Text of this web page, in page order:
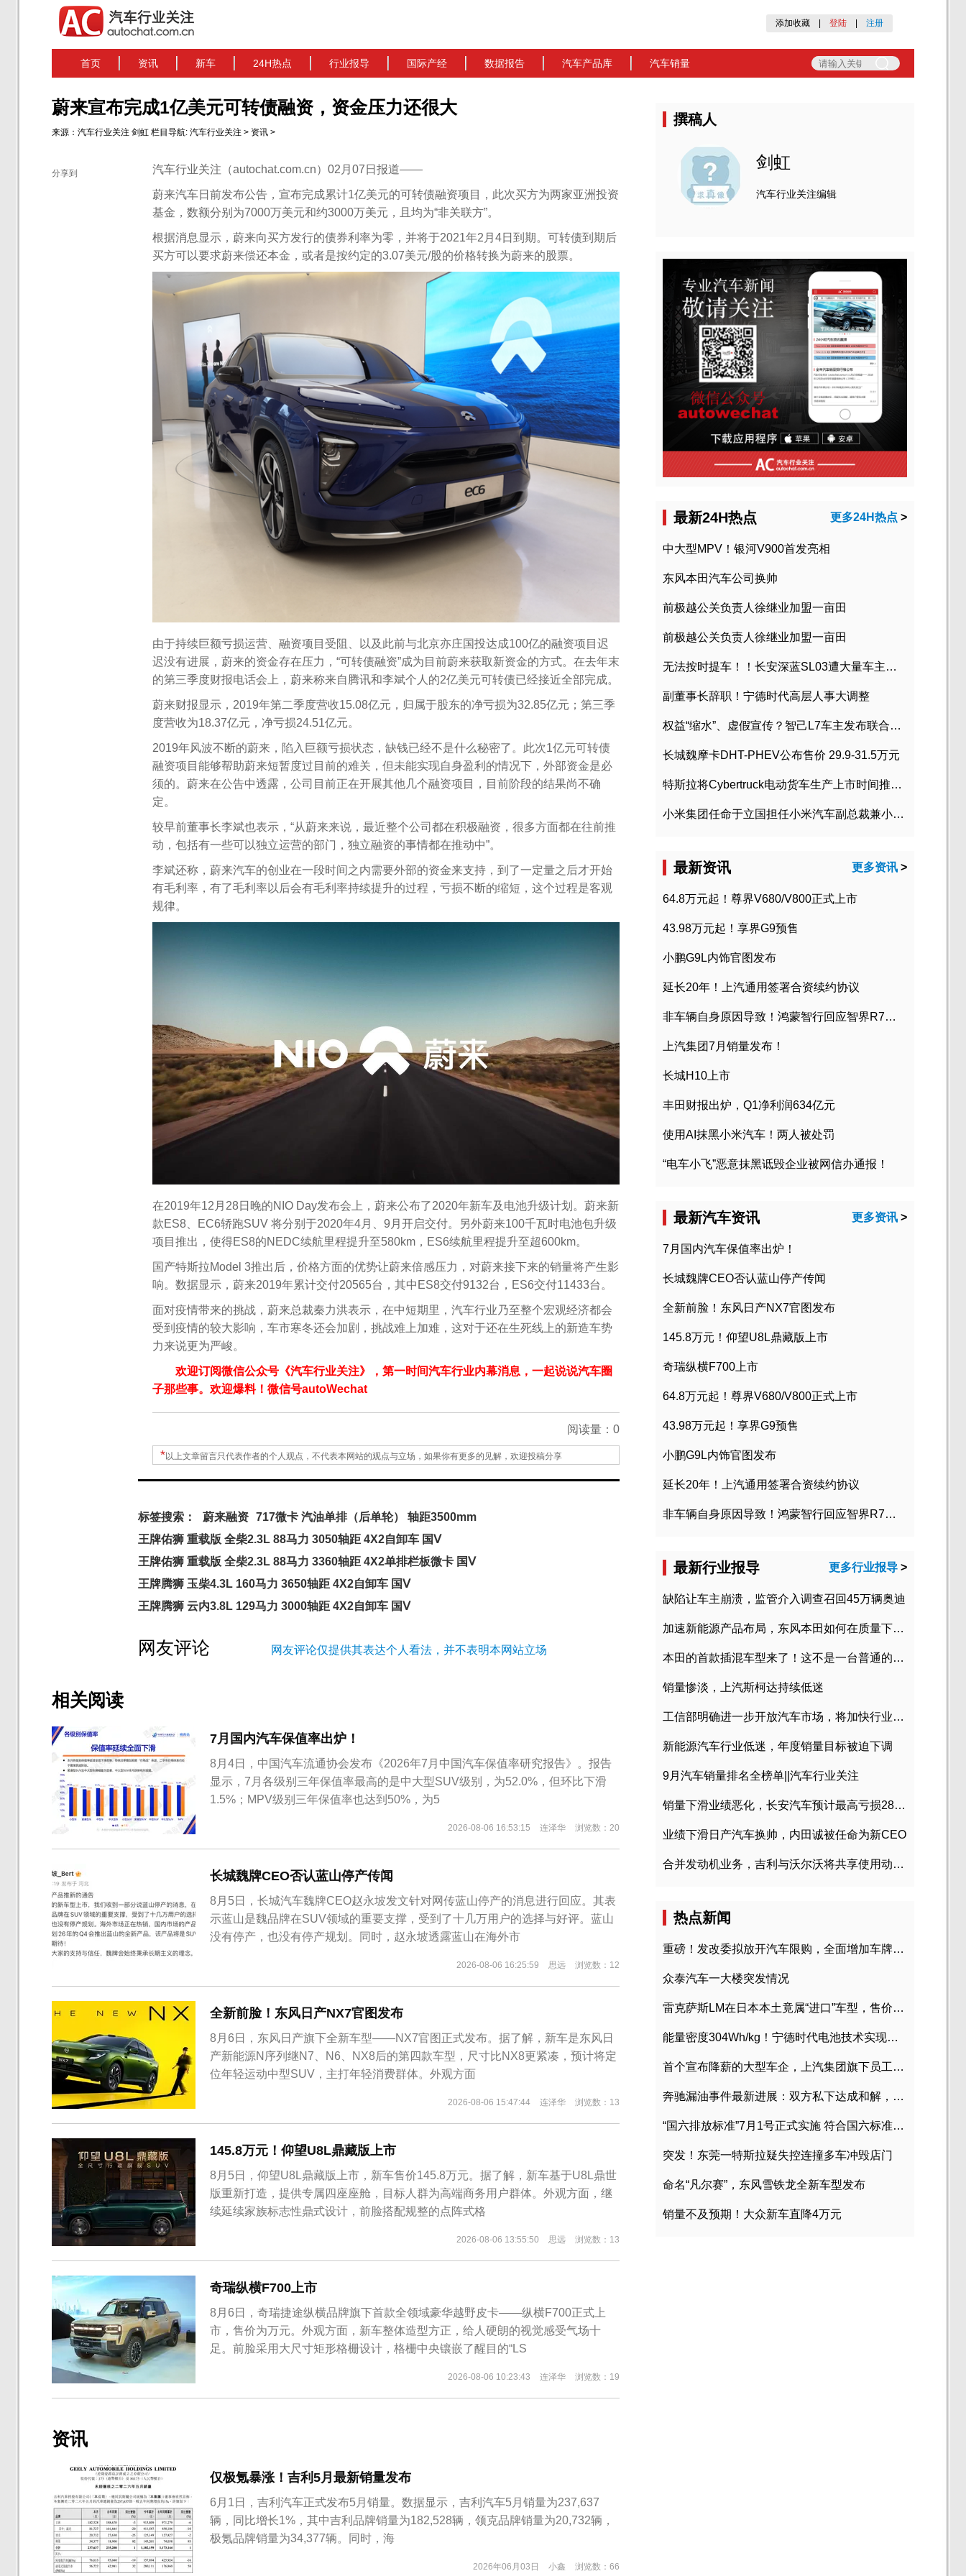
添加收藏 登陆 注册
首页 资讯 新车 24H热点 行业报导 国际产经 数据报告 汽车产品库 汽车销量
蔚来宣布完成1亿美元可转债融资，资金压力还很大
来源： 汽车行业关注 剑虹 栏目导航: 汽车行业关注 > 资讯 >
分享到 汽车行业关注（autochat.com.cn）02月07日报道——
蔚来汽车日前发布公告，宣布完成累计1亿美元的可转债融资项目，此次买方为两家亚洲投资
基金，数额分别为7000万美元和约3000万美元，且均为“非关联方”。
根据消息显示，蔚来向买方发行的债券利率为零，并将于2021年2月4日到期。可转债到期后
买方可以要求蔚来偿还本金，或者是按约定的3.07美元/股的价格转换为蔚来的股票。
由于持续巨额亏损运营、融资项目受阻、以及此前与北京亦庄国投达成100亿的融资项目迟
迟没有进展，蔚来的资金存在压力，“可转债融资”成为目前蔚来获取新资金的方式。在去年末
的第三季度财报电话会上，蔚来称来自腾讯和李斌个人的2亿美元可转债已经接近全部完成。
蔚来财报显示，2019年第二季度营收15.08亿元，归属于股东的净亏损为32.85亿元；第三季
度营收为18.37亿元，净亏损24.51亿元。
2019年风波不断的蔚来，陷入巨额亏损状态，缺钱已经不是什么秘密了。此次1亿元可转债
融资项目能够帮助蔚来短暂度过目前的难关，但未能实现自身盈利的情况下，外部资金是必
须的。蔚来在公告中透露，公司目前正在开展其他几个融资项目，目前阶段的结果尚不确
定。
较早前董事长李斌也表示，“从蔚来来说，最近整个公司都在积极融资，很多方面都在往前推
动，包括有一些可以独立运营的部门，独立融资的事情都在推动中”。
李斌还称，蔚来汽车的创业在一段时间之内需要外部的资金来支持，到了一定量之后才开始
有毛利率，有了毛利率以后会有毛利率持续提升的过程，亏损不断的缩短，这个过程是客观
规律。
在2019年12月28日晚的NIO Day发布会上，蔚来公布了2020年新车及电池升级计划。蔚来新
款ES8、EC6轿跑SUV 将分别于2020年4月、9月开启交付。另外蔚来100千瓦时电池包升级
项目推出，使得ES8的NEDC续航里程提升至580km，ES6续航里程提升至超600km。
国产特斯拉Model 3推出后，价格方面的优势让蔚来倍感压力，对蔚来接下来的销量将产生影
响。数据显示，蔚来2019年累计交付20565台，其中ES8交付9132台，ES6交付11433台。
面对疫情带来的挑战，蔚来总裁秦力洪表示，在中短期里，汽车行业乃至整个宏观经济都会
受到疫情的较大影响，车市寒冬还会加剧，挑战难上加难，这对于还在生死线上的新造车势
力来说更为严峻。
欢迎订阅微信公众号《汽车行业关注》，第一时间汽车行业内幕消息，一起说说汽车圈
子那些事。欢迎爆料！微信号autoWechat
阅读量： 0
*以上文章留言只代表作者的个人观点，不代表本网站的观点与立场，如果你有更多的见解，欢迎投稿分享
标签搜索： 蔚来融资 717微卡 汽油单排（后单轮） 轴距3500mm
王牌佑狮 重载版 全柴2.3L 88马力 3050轴距 4X2自卸车 国Ⅴ
王牌佑狮 重载版 全柴2.3L 88马力 3360轴距 4X2单排栏板微卡 国Ⅴ
王牌腾狮 玉柴4.3L 160马力 3650轴距 4X2自卸车 国Ⅴ
王牌腾狮 云内3.8L 129马力 3000轴距 4X2自卸车 国Ⅴ
网友评论 网友评论仅提供其表达个人看法，并不表明本网站立场
相关阅读
7月国内汽车保值率出炉！
8月4日，中国汽车流通协会发布《2026年7月中国汽车保值率研究报告》。报告
显示，7月各级别三年保值率最高的是中大型SUV级别，为52.0%，但环比下滑
1.5%；MPV级别三年保值率也达到50%，为5
2026-08-06 16:53:15 连泽华 浏览数：20
长城魏牌CEO否认蓝山停产传闻
8月5日，长城汽车魏牌CEO赵永坡发文针对网传蓝山停产的消息进行回应。其表
示蓝山是魏品牌在SUV领域的重要支撑，受到了十几万用户的选择与好评。蓝山
没有停产，也没有停产规划。同时，赵永坡透露蓝山在海外市
2026-08-06 16:25:59 思远 浏览数：12
全新前脸！东风日产NX7官图发布
8月6日，东风日产旗下全新车型——NX7官图正式发布。据了解，新车是东风日
产新能源N序列继N7、N6、NX8后的第四款车型，尺寸比NX8更紧凑，预计将定
位年轻运动中型SUV，主打年轻消费群体。外观方面
2026-08-06 15:47:44 连泽华 浏览数：13
145.8万元！仰望U8L鼎藏版上市
8月5日，仰望U8L鼎藏版上市，新车售价145.8万元。据了解，新车基于U8L鼎世
版重新打造，提供专属四座座舱，目标人群为高端商务用户群体。外观方面，继
续延续家族标志性鼎式设计，前脸搭配规整的点阵式格
2026-08-06 13:55:50 思远 浏览数：13
奇瑞纵横F700上市
8月6日，奇瑞捷途纵横品牌旗下首款全领域豪华越野皮卡——纵横F700正式上
市，售价为万元。外观方面，新车整体造型方正，给人硬朗的视觉感受气场十
足。前脸采用大尺寸矩形格栅设计，格栅中央镶嵌了醒目的“LS
2026-08-06 10:23:43 连泽华 浏览数：19
资讯
仅极氪暴涨！吉利5月最新销量发布
6月1日，吉利汽车正式发布5月销量。数据显示，吉利汽车5月销量为237,637
辆，同比增长1%，其中吉利品牌销量为182,528辆，领克品牌销量为20,732辆，
极氪品牌销量为34,377辆。同时，海
2026年06月03日 小鑫 浏览数：66
撰稿人
剑虹
汽车行业关注编辑
最新24H热点 更多24H热点 >
中大型MPV！银河V900首发亮相
东风本田汽车公司换帅
前极越公关负责人徐继业加盟一亩田
前极越公关负责人徐继业加盟一亩田
无法按时提车！！长安深蓝SL03遭大量车主投诉
副董事长辞职！宁德时代高层人事大调整
权益“缩水”、虚假宣传？智己L7车主发布联合维权声明
长城魏摩卡DHT-PHEV公布售价 29.9-31.5万元
特斯拉将Cybertruck电动货车生产上市时间推迟到2023年初
小米集团任命于立国担任小米汽车副总裁兼小米汽车北京总部政委
最新资讯 更多资讯 >
64.8万元起！尊界V680/V800正式上市
43.98万元起！享界G9预售
小鹏G9L内饰官图发布
延长20年！上汽通用签署合资续约协议
非车辆自身原因导致！鸿蒙智行回应智界R7起火事故
上汽集团7月销量发布！
长城H10上市
丰田财报出炉，Q1净利润634亿元
使用AI抹黑小米汽车！两人被处罚
“电车小飞”恶意抹黑诋毁企业被网信办通报！
最新汽车资讯 更多资讯 >
7月国内汽车保值率出炉！
长城魏牌CEO否认蓝山停产传闻
全新前脸！东风日产NX7官图发布
145.8万元！仰望U8L鼎藏版上市
奇瑞纵横F700上市
64.8万元起！尊界V680/V800正式上市
43.98万元起！享界G9预售
小鹏G9L内饰官图发布
延长20年！上汽通用签署合资续约协议
非车辆自身原因导致！鸿蒙智行回应智界R7起火事故
最新行业报导 更多行业报导 >
缺陷让车主崩溃，监管介入调查召回45万辆奥迪
加速新能源产品布局，东风本田如何在质量下转型？
本田的首款插混车型来了！这不是一台普通的CR-V
销量惨淡，上汽斯柯达持续低迷
工信部明确进一步开放汽车市场，将加快行业兼并重组
新能源汽车行业低迷，年度销量目标被迫下调
9月汽车销量排名全榜单||汽车行业关注
销量下滑业绩恶化，长安汽车预计最高亏损28亿元
业绩下滑日产汽车换帅，内田诚被任命为新CEO
合并发动机业务，吉利与沃尔沃将共享使用动力总成
热点新闻
重磅！发改委拟放开汽车限购，全面增加车牌指标
众泰汽车一大楼突发情况
雷克萨斯LM在日本本土竟属“进口”车型，售价2580万日元
能量密度304Wh/kg！宁德时代电池技术实现突破
首个宣布降薪的大型车企，上汽集团旗下员工降薪文件曝光
奔驰漏油事件最新进展：双方私下达成和解，工商已介入调查
“国六排放标准”7月1号正式实施 符合国六标准车型目录一览
突发！东莞一特斯拉疑失控连撞多车冲毁店门
命名“凡尔赛”，东风雪铁龙全新车型发布
销量不及预期！大众新车直降4万元